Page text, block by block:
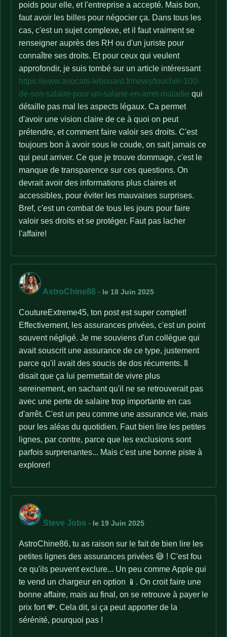
poids pour elle, et l'entreprise a accepté. Mais bon,
faut avoir les billes pour négocier ça. Dans tous les
cas, c'est un sujet complexe, et il faut vraiment se
renseigner auprès des RH ou d'un juriste pour
connaître ses droits. Et pour ceux qui veulent
approfondir, je suis tombé sur un article intéressant
https://www.avocats-lebouard.fr/news/toucher-100-
de-son-salaire-pour-un-salarie-en-arret-maladie qui
détaille pas mal les aspects légaux. Ca permet
d'avoir une vision claire de ce à quoi on peut
prétendre, et comment faire valoir ses droits. C'est
toujours bon à avoir sous le coude, on sait jamais ce
qui peut arriver. Ce que je trouve dommage, c'est le
manque de transparence sur ces questions. On
devrait avoir des informations plus claires et
accessibles, pour éviter les mauvaises surprises.
Bref, c'est un combat de tous les jours pour faire
valoir ses droits et se protéger. Faut pas lacher
l'affaire!
AstroChine86 - le 18 Juin 2025
CoutureExtreme45, ton post est super complet!
Effectivement, les assurances privées, c'est un point
souvent négligé. Je me souviens d'un collègue qui
avait souscrit une assurance de ce type, justement
parce qu'il avait des soucis de dos récurrents. Il
disait que ça lui permettait de vivre plus
sereinement, en sachant qu'il ne se retrouverait pas
avec une perte de salaire trop importante en cas
d'arrêt. C'est un peu comme une assurance vie, mais
pour les aléas du quotidien. Faut bien lire les petites
lignes, par contre, parce que les exclusions sont
parfois surprenantes... Mais c'est une bonne piste à
explorer!
Steve Jobs - le 19 Juin 2025
AstroChine86, tu as raison sur le fait de bien lire les
petites lignes des assurances privées 😅 ! C'est fou
ce qu'ils peuvent exclure... Un peu comme Apple qui
te vend un chargeur en option 📱. On croit faire une
bonne affaire, mais au final, on se retrouve à payer le
prix fort 💸. Cela dit, si ça peut apporter de la
sérénité, pourquoi pas !